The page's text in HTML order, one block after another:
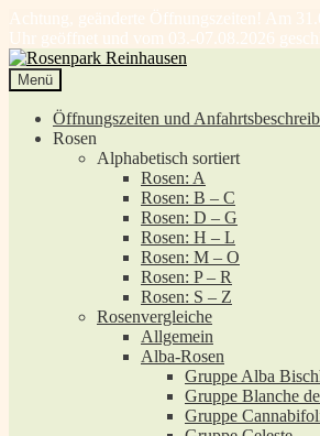
Achtung, geänderte Öffnungszeiten! Am
Uhr geöffnet und vom 03.-07.08.2026
Zur
Navigation
springen
Zum
Inhalt
springen
Menü
Öffnungszeiten und
Rosen
Alphabetisch sortiert
Rosen: A
Rosen: B – C
Rosen: D – G
Rosen: H – L
Rosen: M – O
Rosen: P – R
Rosen: S – Z
Rosenvergleiche
Allgemein
Alba-Rosen
Gruppe Alba
Gruppe Blanche
Gruppe